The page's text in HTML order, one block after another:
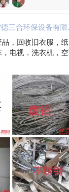
三合环保设备有限
，回收旧衣服，
电视，洗衣机，
等，有需要处理废
捷……电话